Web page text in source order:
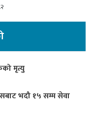
मृत्यु
भदौ १५ सम्म सेवा